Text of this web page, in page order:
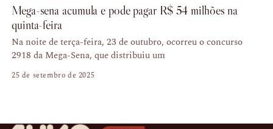
Mega-sena acumula e pode pagar R$ 54 milhões na
quinta-feira
Na noite de terça-feira, 23 de outubro, ocorreu o concurso
2918 da Mega-Sena, que distribuiu um
25 de setembro de 2025